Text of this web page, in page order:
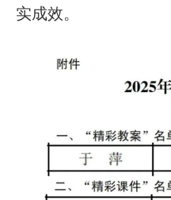
滨传媒
实成效。